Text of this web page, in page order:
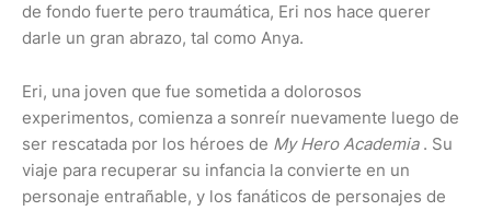
de fondo fuerte pero traumática, Eri nos hace querer
darle un gran abrazo, tal como Anya.
Eri, una joven que fue sometida a dolorosos
experimentos, comienza a sonreír nuevamente luego de
ser rescatada por los héroes de My Hero Academia. Su
viaje para recuperar su infancia la convierte en un
personaje entrañable, y los fanáticos de personajes de